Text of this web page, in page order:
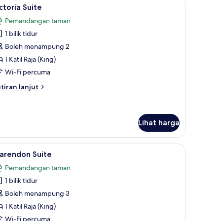
4 Suite
Pemandangan taman
1 bilik tidur
Boleh menampung 2
1 Katil Raja (King)
Wi-Fi percuma
lanjut
Lihat harga
bar mini, peti besi dalam bilikClarendon Suite | Peralatan tempat tidur
3 Suite
Pemandangan taman
1 bilik tidur
Boleh menampung 3
1 Katil Raja (King)
Wi-Fi percuma